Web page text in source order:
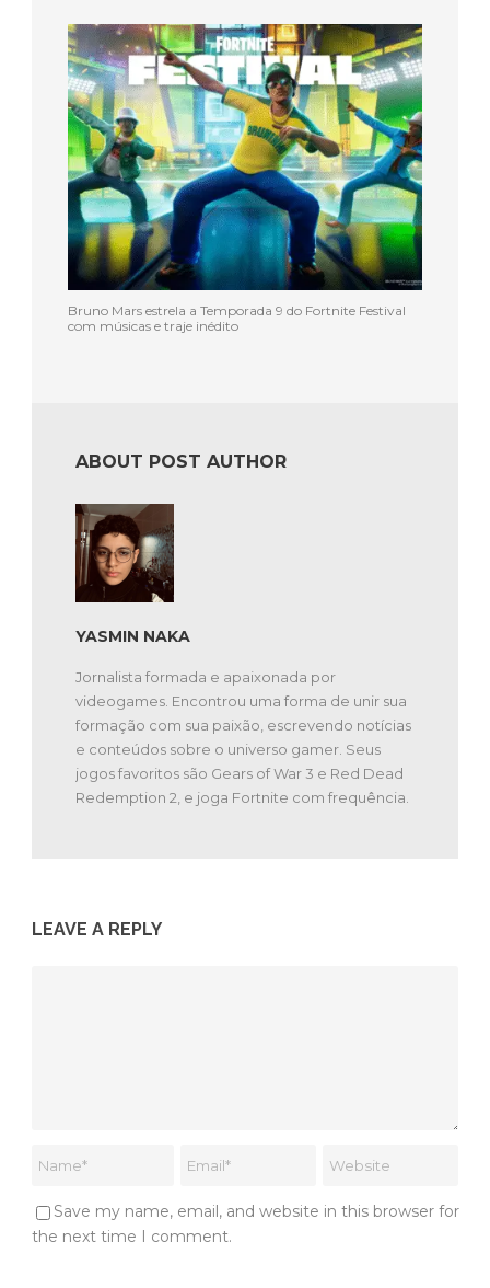
Bruno Mars estrela a Temporada 9 do Fortnite Festival
com músicas e traje inédito
ABOUT POST AUTHOR
YASMIN NAKA
Jornalista formada e apaixonada por
videogames. Encontrou uma forma de unir sua
formação com sua paixão, escrevendo notícias
e conteúdos sobre o universo gamer. Seus
jogos favoritos são Gears of War 3 e Red Dead
Redemption 2, e joga Fortnite com frequência.
LEAVE A REPLY
Save my name, email, and website in this browser for
the next time I comment.